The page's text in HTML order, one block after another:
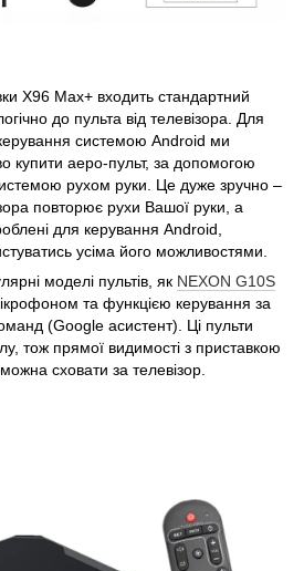
X96 Max+ входить стандартний
до пульта від телевізора. Для
системою Android ми
купити аеро-пульт, за допомогою
рухом руки. Це дуже зручно –
повторює рухи Вашої руки, а
для керування Android,
усіма його можливостями.
моделі пультів, як NEXON G10S
та функцією керування за
(Google асистент). Ці пульти
тож прямої видимості з приставкою
сховати за телевізор.